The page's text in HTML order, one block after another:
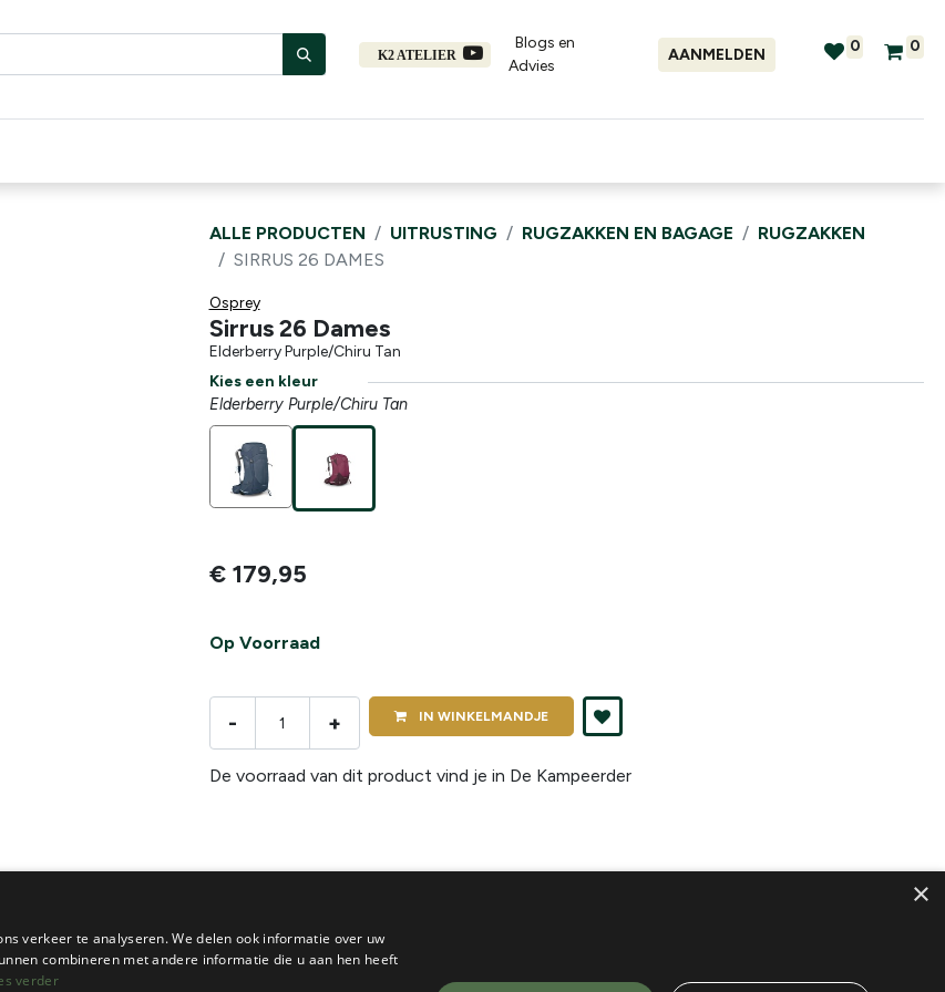
K2 ATELIER
Blogs en
Advies​
AANMELDEN 0 0
ALLE PRODUCTEN UITRUSTING RUGZAKKEN EN BAGAGE
RUGZAKKEN
SIRRUS 26 DAMES
Osprey
Sirrus 26 Dames
Elderberry Purple/Chiru Tan
Kies een kleur
Elderberry Purple/Chiru Tan
€ 179,95
Op Voorraad
- + IN WINKELMANDJE
De voorraad van dit product vind je in De Kampeerder
×
verkeer te analyseren. We delen ook informatie over uw
combineren met andere informatie die u aan hen heeft
verder